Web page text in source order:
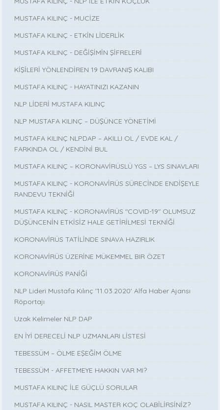
MUSTAFA KILINÇ - MUCİZE
MUSTAFA KILINÇ - ETKİN LİDERLİK
MUSTAFA KILINÇ - DEĞİŞİMİN ŞİFRELERİ
KİŞİLERİ YÖNLENDİREN 19 DAVRANIŞ KALIBI
MUSTAFA KILINÇ - HAYATINIZI KAZANIN
NLP LİDERİ MUSTAFA KILINÇ
NLP MUSTAFA KILINÇ – DÜŞÜNCE YÖNETİMİ
MUSTAFA KILINÇ NLPDAP – AKILLI OL / EVDE KAL /
FARKINDA OL / KENDİNİ BUL
MUSTAFA KILINÇ – KORONAVİRÜSLÜ YGS – LYS SINAVLARI
MUSTAFA KILINÇ - KORONAVİRÜS SÜRECİNDE ENDİŞEYLE
RANDEVU TEKNİĞİ
MUSTAFA KILINÇ - KORONAVİRÜS "COVID-19" OLUMSUZ
DÜŞÜNCENİN ETKİSİZ HALE GETİRİLMESİ TEKNİĞİ
KORONAVİRÜS TATİLİNDE SINAVA HAZIRLIK
KORONAVİRÜS ÜZERİNE MÜKEMMEL BIR ÖZET
KORONAVİRÜS PANİĞİ
NLP Lideri Mustafa Kılınç '11.03.2020' Alfa Haber Ajansı
Röportajı
Uzak Kelimeler NLP DAP
EN İYİ DERECELİ NLP UZMANLARI LİSTESİ
TEBESSÜM – ÖLME EŞEĞİM ÖLME
TEBESSÜM - AFFETMEYE HAKKIN VAR MI?
MUSTAFA KILINÇ İLE GÜÇLÜ SORULAR
MUSTAFA KILINÇ - NASIL MASTER KOÇ OLABİLİRSİNİZ?